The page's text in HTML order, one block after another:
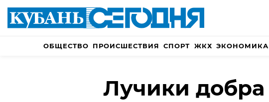
ОБЩЕСТВО ПРОИСШЕСТВИЯ СПОРТ ЖКХ ЭКОНОМИКА
Лучики добра